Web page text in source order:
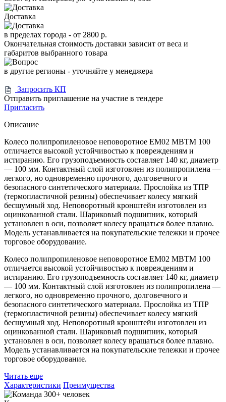
Доставка
в пределах города - от 2800 р.
Окончательная стоимость доставки зависит от веса и
габаритов выбранного товара
в другие регионы - уточняйте у менеджера
Запросить КП
Отправить приглашение на участие в тендере
Пригласить
Описание
Колесо полипропиленовое неповоротное EM02 MBTM 100
отличается высокой устойчивостью к повреждениям и
истиранию. Его грузоподъемность составляет 140 кг, диаметр
— 100 мм. Контактный слой изготовлен из полипропилена —
легкого, но одновременно прочного, долговечного и
безопасного синтетического материала. Прослойка из ТПР
(термопластичной резины) обеспечивает колесу мягкий
бесшумный ход. Неповоротный кронштейн изготовлен из
оцинкованной стали. Шариковый подшипник, который
установлен в оси, позволяет колесу вращаться более плавно.
Модель устанавливается на покупательские тележки и прочее
торговое оборудование.
Колесо полипропиленовое неповоротное EM02 MBTM 100
отличается высокой устойчивостью к повреждениям и
истиранию. Его грузоподъемность составляет 140 кг, диаметр
— 100 мм. Контактный слой изготовлен из полипропилена —
легкого, но одновременно прочного, долговечного и
безопасного синтетического материала. Прослойка из ТПР
(термопластичной резины) обеспечивает колесу мягкий
бесшумный ход. Неповоротный кронштейн изготовлен из
оцинкованной стали. Шариковый подшипник, который
установлен в оси, позволяет колесу вращаться более плавно.
Модель устанавливается на покупательские тележки и прочее
торговое оборудование.
Читать еще
Характеристики Преимущества